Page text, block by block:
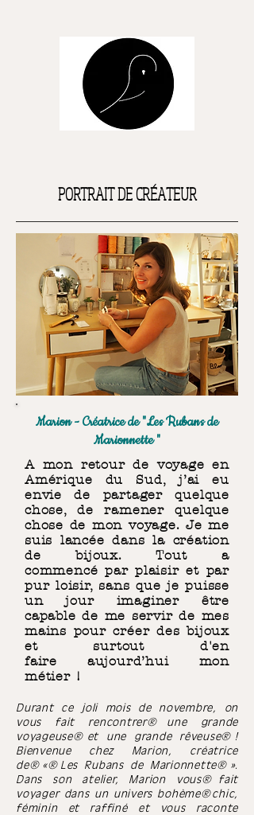
PORTRAIT DE CRÉATEUR
Marion - Créatrice de "Les Rubans de
Marionnette "
A mon retour de voyage en
Amérique du Sud, j’ai eu
envie de partager quelque
chose, de ramener quelque
chose de mon voyage. Je me
suis lancée dans la création
de bijoux. Tout a
commencé par plaisir et par
pur loisir, sans que je puisse
un jour imaginer être
capable de me servir de mes
mains pour créer des bijoux
et surtout d'en
faire aujourd’hui mon
métier !
Durant ce joli mois de novembre, on
vous fait rencontrer une grande
voyageuse et une grande rêveuse!
Bienvenue chez Marion, créatrice
de « Les Rubans de Marionnette ».
Dans son atelier, Marion vous fait
voyager dans un univers bohèmechic,
féminin et raffiné et vous raconte